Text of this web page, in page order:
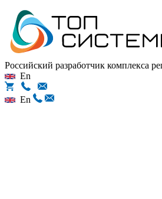
Российский разработчик комплекса
En
En